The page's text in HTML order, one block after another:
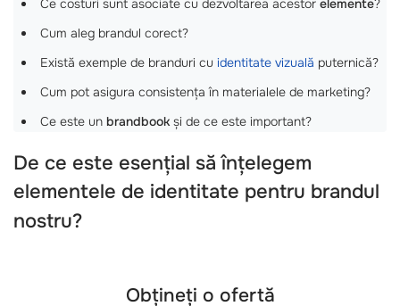
Cum aleg brandul corect?
Există exemple de branduri cu identitate vizuală puternică?
Cum pot asigura consistența în materialele de marketing?
Ce este un brandbook și de ce este important?
De ce este esențial să înțelegem
elementele de identitate pentru brandul
nostru?
Obțineți o ofertă